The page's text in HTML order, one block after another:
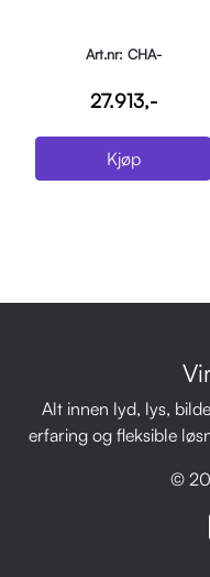
Art.nr: CHA-
27.913,-
Kjøp
Alt innen lyd, lys,
erfaring og fleksible
©